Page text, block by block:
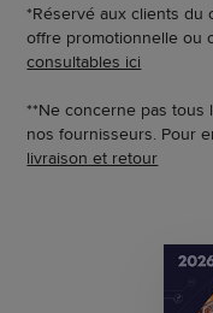
*Réservé aux clients du
offre promotionnelle ou
consultables ici
**Ne concerne pas
nos fournisseurs. Pour
livraison et retour